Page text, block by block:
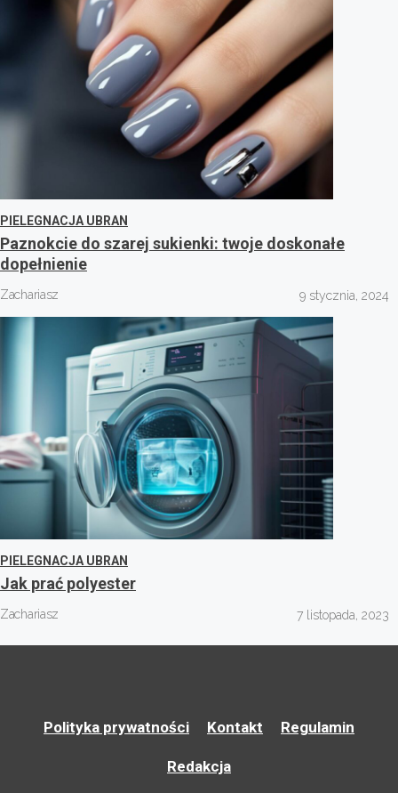
PIELEGNACJA UBRAN
Paznokcie do szarej sukienki: twoje doskonałe
dopełnienie
Zachariasz 9 stycznia, 2024
PIELEGNACJA UBRAN
Jak prać polyester
Zachariasz 7 listopada, 2023
Polityka prywatności Kontakt Regulamin
Redakcja